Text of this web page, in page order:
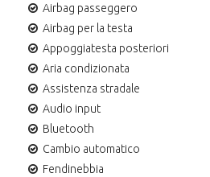
Airbag passeggero
Airbag per la testa
Appoggiatesta posteriori
Aria condizionata
Assistenza stradale
Audio input
Bluetooth
Cambio automatico
Fendinebbia